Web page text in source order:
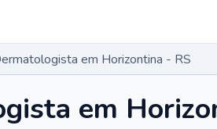
em Horizontina - RS
em